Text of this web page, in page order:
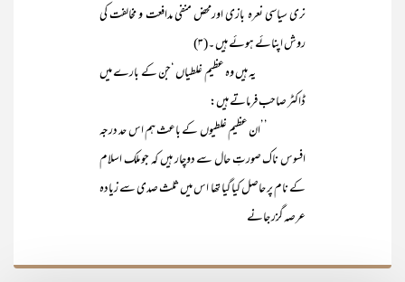
نری سیاسی نعرہ بازی اورمحض منفی مدافعت و مخالفت کی
روش اپنائے ہوئے ہیں ۔(۳)
یہ ہیں وہ عظیم غلطیاں ‘جن کے بارے میں
ڈاکٹر صاحب فرماتے ہیں:
’’ان عظیم غلطیوں کے باعث ہم اس حد درجہ
افسوس ناک صورتِ حال سے دوچار ہیں کہ جو ملک اسلام
کے نام پر حاصل کیا گیا تھا اس میں ثلث صدی سے زیادہ
عرصہ گزر جانے